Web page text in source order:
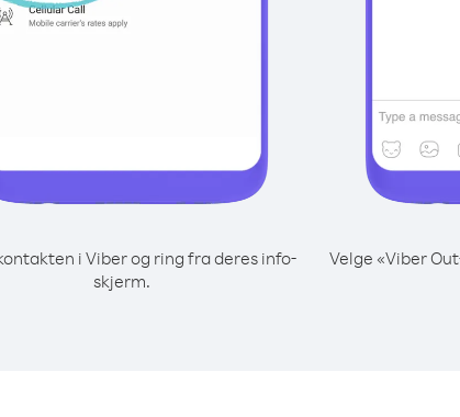
i Viber og ring fra deres info-
skjerm.
Velge «Viber